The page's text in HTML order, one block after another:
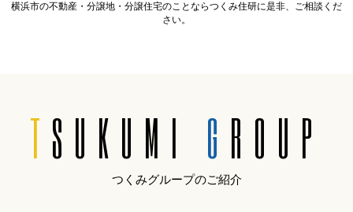
横浜市の不動産・分譲地・分譲住宅のことならつくみ住研に是非、ご相談くだ
さい。
T SUKUMI G ROUP
つくみグループのご紹介